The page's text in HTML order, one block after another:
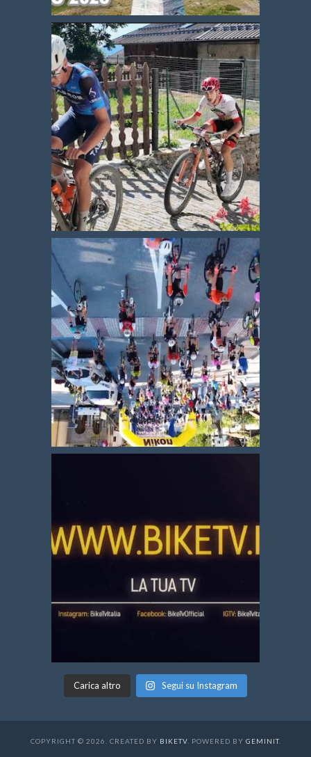
Carica altro Segui su Instagram
COPYRIGHT © 2026. CREATED BY BIKETV. POWERED BY GEMINIT.